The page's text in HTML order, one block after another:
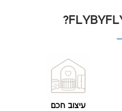
עיצוב חכם